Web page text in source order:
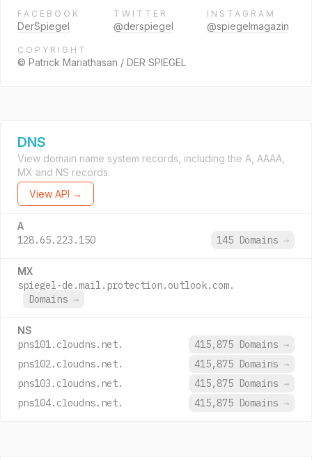
FACEBOOK
DerSpiegel
TWITTER
@derspiegel
INSTAGRAM
@spiegelmagazin
COPYRIGHT
© Patrick Mariathasan / DER SPIEGEL
DNS
View domain name system records, including the A, AAAA,
MX and NS records.
View API →
A
128.65.223.150 145 Domains →
MX
spiegel-de.mail.protection.outlook.com.
Domains →
NS
pns101.cloudns.net. 415,875 Domains →
pns102.cloudns.net.
415,875 Domains →
pns103.cloudns.net.
415,875 Domains →
pns104.cloudns.net.
415,875 Domains →